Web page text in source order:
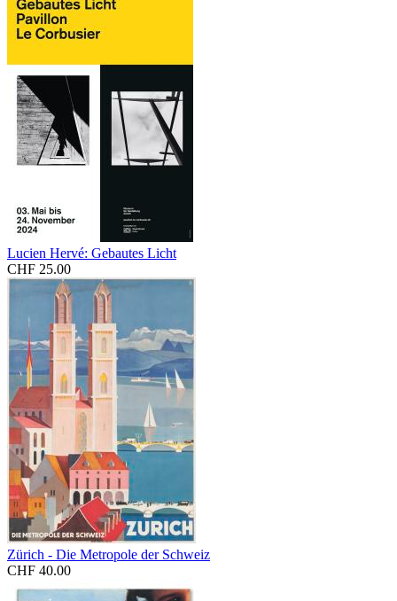
Lucien Hervé: Gebautes Licht
CHF 25.00
Zürich - Die Metropole der Schweiz
CHF 40.00